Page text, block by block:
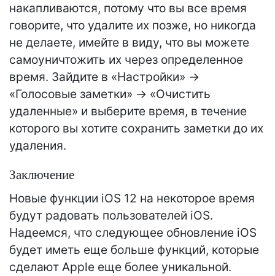
накапливаются, потому что вы все время
говорите, что удалите их позже, но никогда
не делаете, имейте в виду, что вы можете
самоуничтожить их через определенное
время. Зайдите в «Настройки» ->
«Голосовые заметки» -> «Очистить
удаленные» и выберите время, в течение
которого вы хотите сохранить заметки до их
удаления.
Заключение
Новые функции iOS 12 на некоторое время
будут радовать пользователей iOS.
Надеемся, что следующее обновление iOS
будет иметь еще больше функций, которые
сделают Apple еще более уникальной.